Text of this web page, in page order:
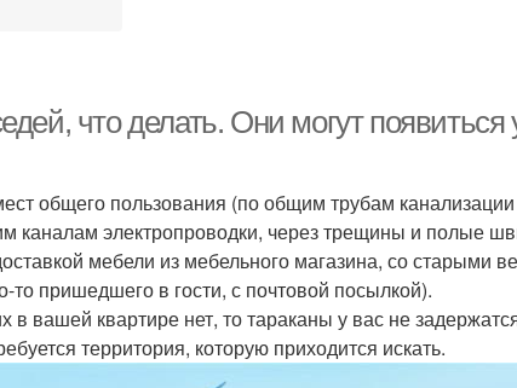
что делать. Они могут появиться
общего пользования (по общим трубам
каналам электропроводки, через трещины и полые
мебели из мебельного магазина, со старыми
пришедшего в гости, с почтовой посылкой).
в вашей квартире нет, то тараканы у вас не
территория, которую приходится искать.